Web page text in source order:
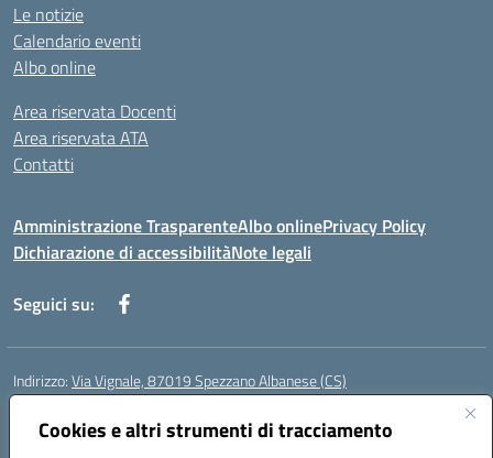
Cookies e altri strumenti di tracciamento
Le notizie
Calendario eventi
Albo online
Area riservata Docenti
Area riservata ATA
Contatti
Amministrazione TrasparenteAlbo onlinePrivacy Policy
Dichiarazione di accessibilitàNote legali
Seguici su:
Indirizzo:Via Vignale, 87019 Spezzano Albanese (CS)
Centralino:
Posta elettronica certificata (PEC):csic878003@pec.istruzione.it